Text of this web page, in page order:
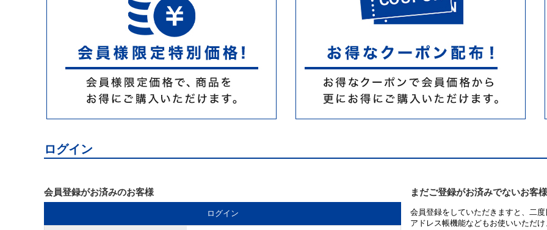
ログイン
会員登録がお済みのお客様
ログイン
まだご登録がお済みでないお客様
会員登録をしていただきますと、二
アドレス帳機能などもお使いいただ